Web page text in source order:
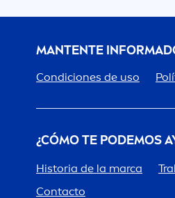
MANTENTE
Condiciones de uso
¿CÓMO TE PODEMOS
Historia de la marca
Contacto